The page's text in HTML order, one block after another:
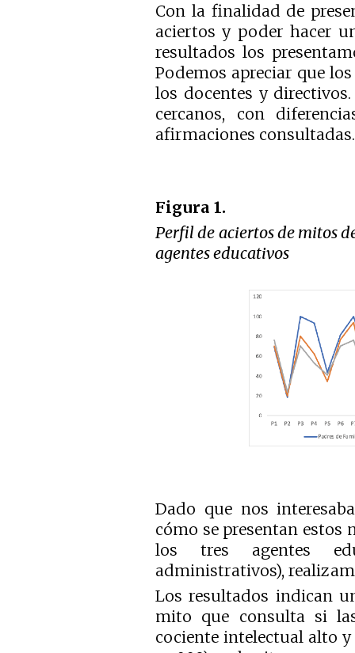
Con la finalidad de
aciertos y poder hacer
resultados los
Podemos apreciar que
los docentes y
cercanos, con
afirmaciones consultadas.
Figura 1.
Perfil de aciertos de mitos
agentes educativos
Dado que nos
cómo se presentan estos
los tres agentes
administrativos),
Los resultados indican
mito que consulta si
cociente intelectual alto y